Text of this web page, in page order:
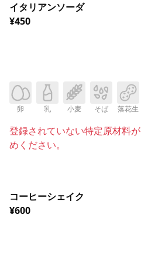
イタリアンソーダ
¥450
卵 乳 小麦 そば 落花生
登録されていない特定原材料
めください。
コーヒーシェイク
¥600